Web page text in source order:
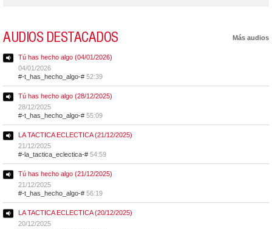
AUDIOS DESTACADOS Más audios
Tú has hecho algo (04/01/2026)
04/01/2026
#-t_has_hecho_algo-# 52:39
Tú has hecho algo (28/12/2025)
28/12/2025
#-t_has_hecho_algo-# 55:09
LA TACTICA ECLECTICA (21/12/2025)
21/12/2025
#-la_tactica_eclectica-# 54:59
Tú has hecho algo (21/12/2025)
21/12/2025
#-t_has_hecho_algo-# 56:19
LA TACTICA ECLECTICA (20/12/2025)
20/12/2025